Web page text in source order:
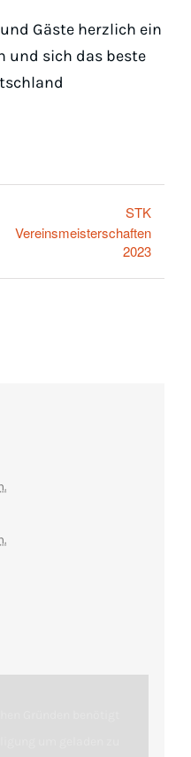
Gäste herzlich ein
und sich das beste
STK
Vereinsmeisterschaften
2023